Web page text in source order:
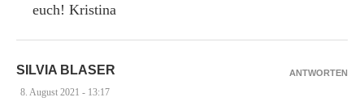
euch! Kristina
SILVIA BLASER
8. August 2021 - 13:17
ANTWORTEN